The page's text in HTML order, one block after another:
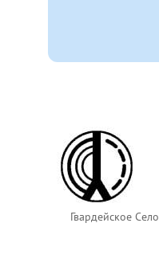
Гвардейское Село